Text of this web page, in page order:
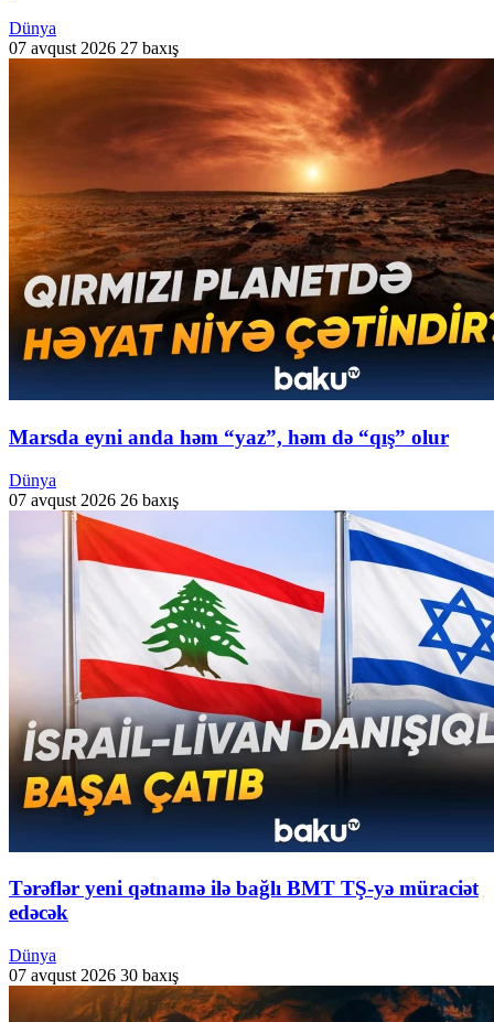
Dünya
07 avqust 2026 27 baxış
Marsda eyni anda həm “yaz”, həm də “qış” olur
Dünya
07 avqust 2026 26 baxış
Tərəflər yeni qətnamə ilə bağlı BMT TŞ-yə müraciət
edəcək
Dünya
07 avqust 2026 30 baxış